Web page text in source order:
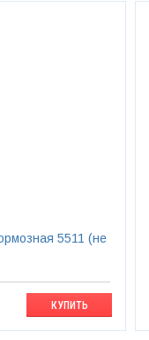
5511 (не
КУПИТЬ